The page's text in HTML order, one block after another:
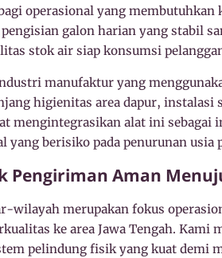
operasional yang
galon harian yang stabil
stok air siap konsumsi
manufaktur yang
higienitas area dapur,
mengintegrasikan alat ini
yang berisiko pada penurunan usia
Pengiriman Aman
wilayah merupakan fokus
ke area Jawa Tengah.
pelindung fisik yang kuat demi